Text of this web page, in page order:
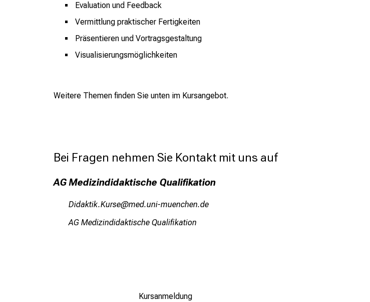
Evaluation und Feedback
Vermittlung praktischer Fertigkeiten
Präsentieren und Vortragsgestaltung
Visualisierungsmöglichkeiten
Weitere Themen finden Sie unten im Kursangebot.
Bei Fragen nehmen Sie Kontakt mit uns auf
AG Medizindidaktische Qualifikation
Mlmgoblo Üfpci;
vimeful_Dvfiuyziu mi
AG Medizindidaktische Qualifikation
Kursanmeldung